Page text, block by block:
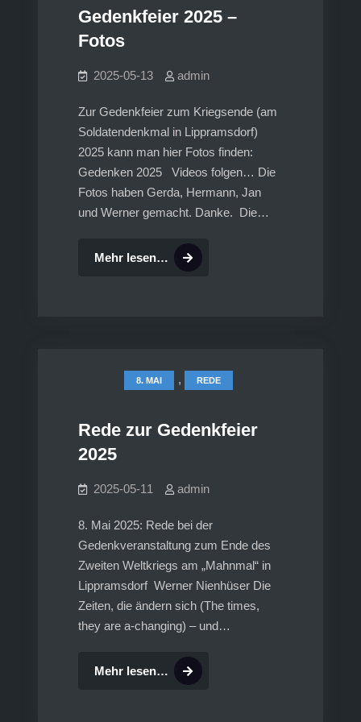
Gedenkfeier 2025 –
Fotos
2025-05-13 admin
Zur Gedenkfeier zum Kriegsende (am
Soldatendenkmal in Lippramsdorf)
2025 kann man hier Fotos finden:
Gedenken 2025 Videos folgen… Die
Fotos haben Gerda, Hermann, Jan
und Werner gemacht. Danke. Die…
Mehr lesen… Gedenkfeier
8. MAI , REDE
Rede zur Gedenkfeier
2025
2025-05-11 admin
8. Mai 2025: Rede bei der
Gedenkveranstaltung zum Ende des
Zweiten Weltkriegs am „Mahnmal“ in
Lippramsdorf Werner Nienhüser Die
Zeiten, die ändern sich (The times,
they are a-changing) – und…
Mehr lesen… Rede